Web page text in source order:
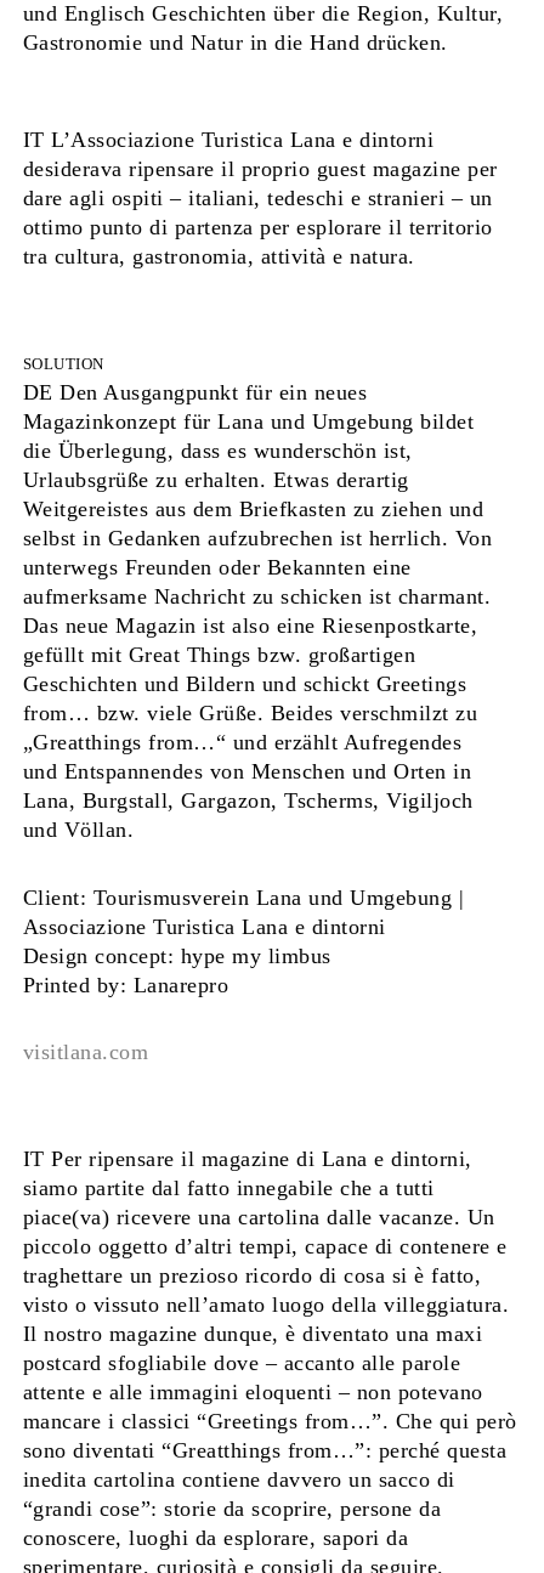
und Englisch Geschichten über die Region, Kultur,
Gastronomie und Natur in die Hand drücken.
IT L’Associazione Turistica Lana e dintorni
desiderava ripensare il proprio guest magazine per
dare agli ospiti – italiani, tedeschi e stranieri – un
ottimo punto di partenza per esplorare il territorio
tra cultura, gastronomia, attività e natura.
SOLUTION
DE Den Ausgangpunkt für ein neues
Magazinkonzept für Lana und Umgebung bildet
die Überlegung, dass es wunderschön ist,
Urlaubsgrüße zu erhalten. Etwas derartig
Weitgereistes aus dem Briefkasten zu ziehen und
selbst in Gedanken aufzubrechen ist herrlich. Von
unterwegs Freunden oder Bekannten eine
aufmerksame Nachricht zu schicken ist charmant.
Das neue Magazin ist also eine Riesenpostkarte,
gefüllt mit Great Things bzw. großartigen
Geschichten und Bildern und schickt Greetings
from… bzw. viele Grüße. Beides verschmilzt zu
„Greatthings from…“ und erzählt Aufregendes
und Entspannendes von Menschen und Orten in
Lana, Burgstall, Gargazon, Tscherms, Vigiljoch
und Völlan.
Client: Tourismusverein Lana und Umgebung |
Associazione Turistica Lana e dintorni
Design concept: hype my limbus
Printed by: Lanarepro
visitlana.com
IT Per ripensare il magazine di Lana e dintorni,
siamo partite dal fatto innegabile che a tutti
piace(va) ricevere una cartolina dalle vacanze. Un
piccolo oggetto d’altri tempi, capace di contenere e
traghettare un prezioso ricordo di cosa si è fatto,
visto o vissuto nell’amato luogo della villeggiatura.
Il nostro magazine dunque, è diventato una maxi
postcard sfogliabile dove – accanto alle parole
attente e alle immagini eloquenti – non potevano
mancare i classici “Greetings from…”. Che qui però
sono diventati “Greatthings from…”: perché questa
inedita cartolina contiene davvero un sacco di
“grandi cose”: storie da scoprire, persone da
conoscere, luoghi da esplorare, sapori da
sperimentare, curiosità e consigli da seguire.